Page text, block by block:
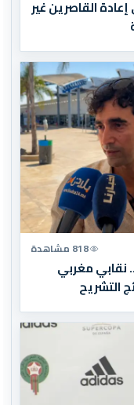
القاصرين غير
818 مشاهدة
نقابي مغربي
التشريح